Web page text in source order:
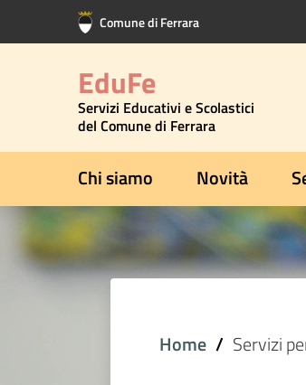
Vai al contenuto principale
Vai al footer Comune di Ferrara
EduFe
Servizi Educativi e Scolastici
del Comune di Ferrara
Chi siamo Novità
Home Servizi